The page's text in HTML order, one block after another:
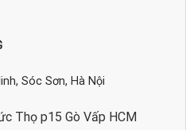
Sóc Sơn, Hà Nội
Thọ p15 Gò Vấp HCM